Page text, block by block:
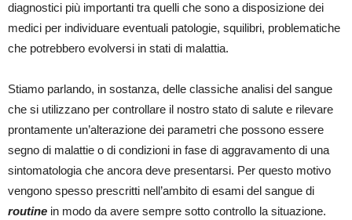
diagnostici più importanti tra quelli che sono a disposizione dei
medici per individuare eventuali patologie, squilibri, problematiche
che potrebbero evolversi in stati di malattia.
Stiamo parlando, in sostanza, delle classiche analisi del sangue
che si utilizzano per controllare il nostro stato di salute e rilevare
prontamente un’alterazione dei parametri che possono essere
segno di malattie o di condizioni in fase di aggravamento di una
sintomatologia che ancora deve presentarsi. Per questo motivo
vengono spesso prescritti nell’ambito di esami del sangue di
routine in modo da avere sempre sotto controllo la situazione.